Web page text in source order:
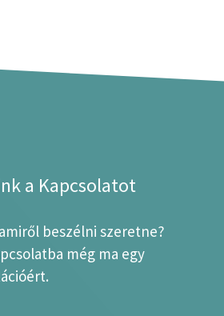
a Kapcsolatot
beszélni szeretne?
még ma egy